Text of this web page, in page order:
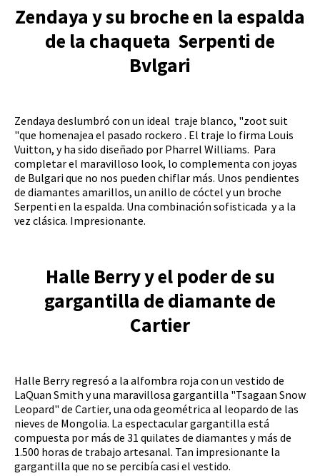
Zendaya y su broche en la espalda
de la chaqueta Serpenti de
Bvlgari
Zendaya deslumbró con un ideal traje blanco, "zoot suit
"que homenajea el pasado rockero . El traje lo firma Louis
Vuitton, y ha sido diseñado por Pharrel Williams. Para
completar el maravilloso look, lo complementa con joyas
de Bulgari que no nos pueden chiflar más. Unos pendientes
de diamantes amarillos, un anillo de cóctel y un broche
Serpenti en la espalda. Una combinación sofisticada y a la
vez clásica. Impresionante.
Halle Berry y el poder de su
gargantilla de diamante de
Cartier
Halle Berry regresó a la alfombra roja con un vestido de
LaQuan Smith y una maravillosa gargantilla "Tsagaan Snow
Leopard" de Cartier, una oda geométrica al leopardo de las
nieves de Mongolia. La espectacular gargantilla está
compuesta por más de 31 quilates de diamantes y más de
1.500 horas de trabajo artesanal. Tan impresionante la
gargantilla que no se percibía casi el vestido.